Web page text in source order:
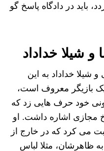
باید در دادگاه پاسخ گو
شیلا خداداد
شیلا خداداد به این
بازیگر معروف است،
خود حرف هایی زد که
مجازی اشاره داشت. او
می کرد که در خارج از
ظاهرشان، مثلا لباس